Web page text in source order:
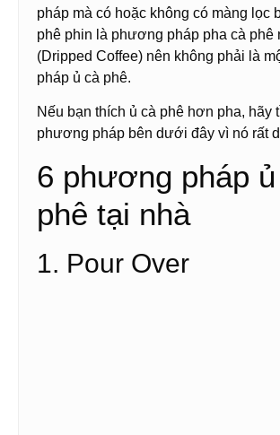
pháp mà có hoặc không có màng lọc
phê phin là phương pháp pha cà phê
(Dripped Coffee) nên không phải là
pháp ủ cà phê.
Nếu bạn thích ủ cà phê hơn pha, hãy
phương pháp bên dưới đây vì nó rất
6 phương pháp
phê tại nhà
1. Pour Over